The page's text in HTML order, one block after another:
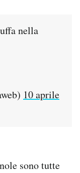
nella
10 aprile
sono tutte